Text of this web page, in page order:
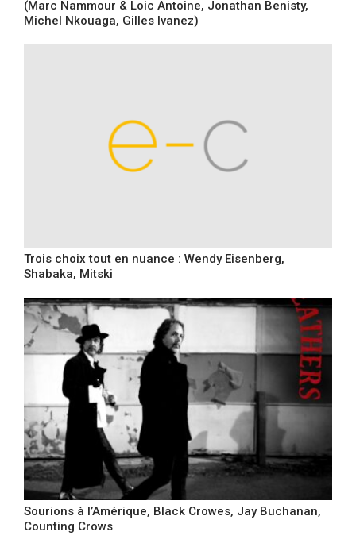
(Marc Nammour & Loic Antoine, Jonathan Benisty,
Michel Nkouaga, Gilles Ivanez)
Trois choix tout en nuance : Wendy Eisenberg,
Shabaka, Mitski
Sourions à l’Amérique, Black Crowes, Jay Buchanan,
Counting Crows